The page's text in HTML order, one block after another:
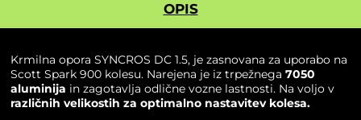
OPIS
Krmilna opora SYNCROS DC 1.5, je zasnovana za uporabo na
Scott Spark 900 kolesu. Narejena je iz trpežnega 7050
aluminija in zagotavlja odlične vozne lastnosti. Na voljo v
različnih velikostih za optimalno nastavitev kolesa.